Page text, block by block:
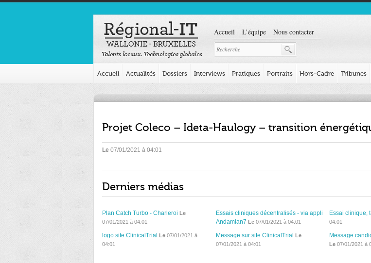
Accueil L’équipe Nous contacter
Accueil Actualités Dossiers Interviews Pratiques Portraits Hors-Cadre Tribunes
Projet Coleco – Ideta-Haulogy – transition
Le 07/01/2021 à 04:01
Derniers médias
Plan Catch Turbo - Charleroi Le
07/01/2021 à 04:01
Essais cliniques décentralisés - via appli
Andamlan7 Le07/01/2021 à 04:01
Essai clinique,
04:01
logo site ClinicalTrial Le 07/01/2021 à
04:01
Message sur site ClinicalTrial Le
07/01/2021 à 04:01
Message
Le 07/01/2021 à